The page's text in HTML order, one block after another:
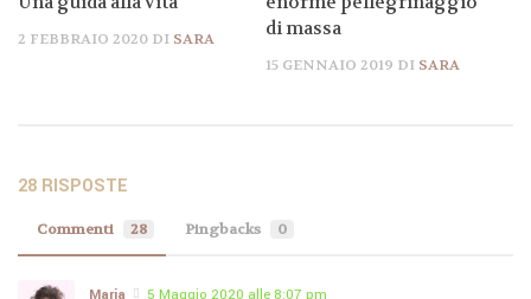
2 FEBBRAIO 2020 DI SARA
di massa
15 GENNAIO 2019 DI SARA
28 RISPOSTE
Commenti 28 Pingbacks 0
Maria
5 Maggio 2020 alle 8:07 pm